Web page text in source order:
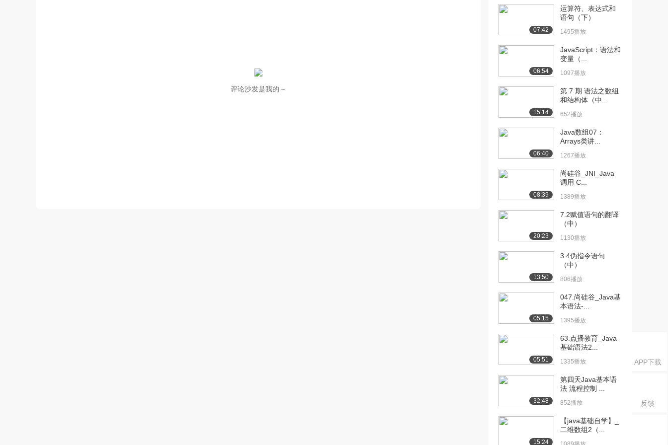
APP下载
反馈
评论沙发是我的～
[10] 06-Java语法基础(进
1630播放
[11] 07-Java语法基础(进
1283播放
[12] 08-Java语法基础(进
1016播放
05:52
[13] 09-Java语言基础(变
[14] 09-Java语言基础(变
12:38
[15] 10-Java语法基础(类
08:02
[16] 10-Java语法基础(类
[17] 11-Java语法基础(字
09:07
[18] 11-Java语法基础(字
符和字符...
[19] 12-Java语法基础(类
型转换的...
术运算符...
07:42
运算符、表达式和
语句（下）
1495播放
06:54
JavaScript：语法和
变量（...
1097播放
15:14
第 7 期 语法之数组
和结构体（中...
652播放
06:40
Java数组07：
Arrays类讲...
1267播放
08:39
尚硅谷_JNI_Java
调用 C...
1389播放
20:23
7.2赋值语句的翻译
（中）
1130播放
13:50
3.4伪指令语句
（中）
806播放
05:15
047.尚硅谷_Java基
本语法-...
1395播放
05:51
63.点播教育_Java
基础语法2...
1335播放
32:48
第四天Java基本语
法 流程控制 ...
852播放
15:24
【java基础自学】_
二维数组2（...